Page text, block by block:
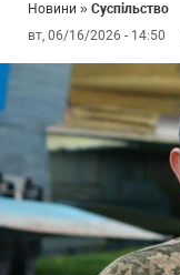
Новини » Суспільство
вт, 06/16/2026 - 14:50
#ООС
#боротьба
з
корупцією